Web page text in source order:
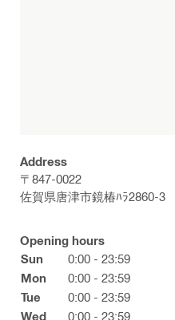
Address
〒847-0022
佐賀県唐津市鏡椿ﾊﾗ2860-3
Opening hours
Sun
0:00 - 23:59
Mon
0:00 - 23:59
Tue
0:00 - 23:59
Wed
0:00 - 23:59